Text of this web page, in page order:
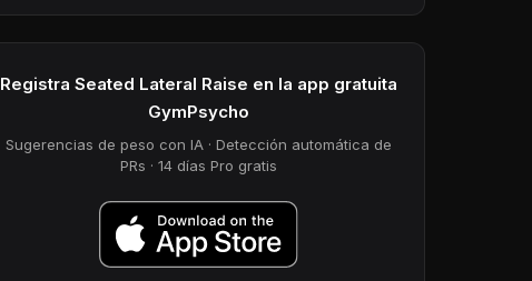
Registra Seated Lateral Raise en la app gratuita
GymPsycho
Sugerencias de peso con IA · Detección automática de
PRs · 14 días Pro gratis